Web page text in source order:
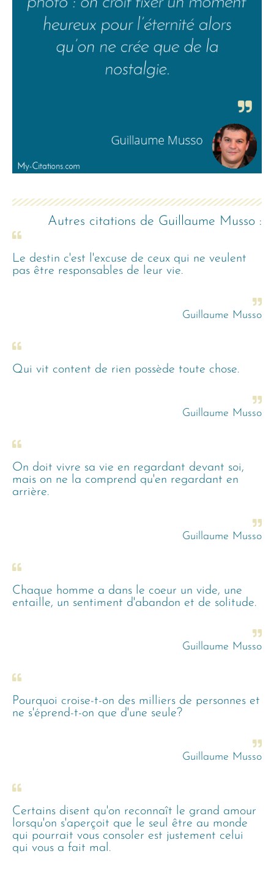
Autres citations de Guillaume Musso :
Le destin c'est l'excuse de ceux qui ne veulent
pas être responsables de leur vie.
Guillaume Musso
Qui vit content de rien possède toute chose.
Guillaume Musso
On doit vivre sa vie en regardant devant soi,
mais on ne la comprend qu'en regardant en
arrière.
Guillaume Musso
Chaque homme a dans le coeur un vide, une
entaille, un sentiment d'abandon et de solitude.
Guillaume Musso
Pourquoi croise-t-on des milliers de personnes et
ne s'éprend-t-on que d'une seule?
Guillaume Musso
Certains disent qu'on reconnaît le grand amour
lorsqu'on s'aperçoit que le seul être au monde
qui pourrait vous consoler est justement celui
qui vous a fait mal.